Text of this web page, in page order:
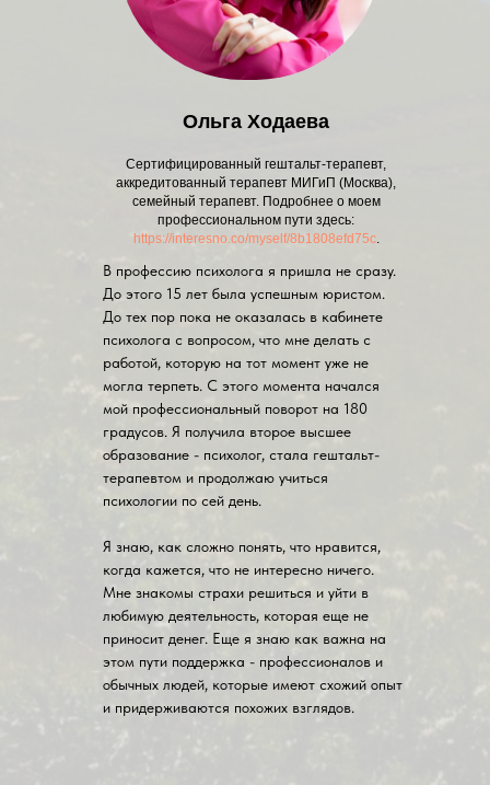
Ольга Ходаева
Сертифицированный гештальт-терапевт,
аккредитованный терапевт МИГиП (Москва),
семейный терапевт. Подробнее о моем
профессиональном пути здесь:
https://interesno.co/myself/8b1808efd75c.
В профессию психолога я пришла не сразу.
До этого 15 лет была успешным юристом.
До тех пор пока не оказалась в кабинете
психолога с вопросом, что мне делать с
работой, которую на тот момент уже не
могла терпеть. С этого момента начался
мой профессиональный поворот на 180
градусов. Я получила второе высшее
образование - психолог, стала гештальт-
терапевтом и продолжаю учиться
психологии по сей день.
Я знаю, как сложно понять, что нравится,
когда кажется, что не интересно ничего.
Мне знакомы страхи решиться и уйти в
любимую деятельность, которая еще не
приносит денег. Еще я знаю как важна на
этом пути поддержка - профессионалов и
обычных людей, которые имеют схожий опыт
и придерживаются похожих взглядов.